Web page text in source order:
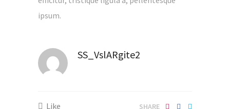
ipsum.
SS_VslARgite2
SHARE
Like
1A rue du Gal Bosch, 67560 ROSHEIM
Le gîte : 32 rue du Général de Gaulle,
07 82 40 90 02